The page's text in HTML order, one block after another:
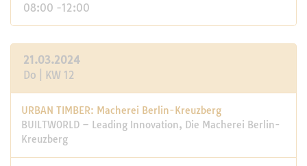
08:00 -12:00
21.03.2024
Do | KW 12
URBAN TIMBER: Macherei Berlin-Kreuzberg
BUILTWORLD – Leading Innovation, Die Macherei Berlin-
Kreuzberg